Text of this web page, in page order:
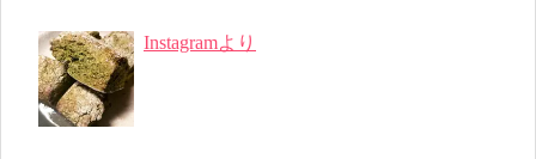
Instagramより